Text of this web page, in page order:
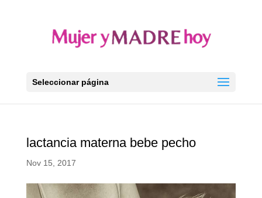
Seleccionar página
lactancia materna bebe pecho
Nov 15, 2017